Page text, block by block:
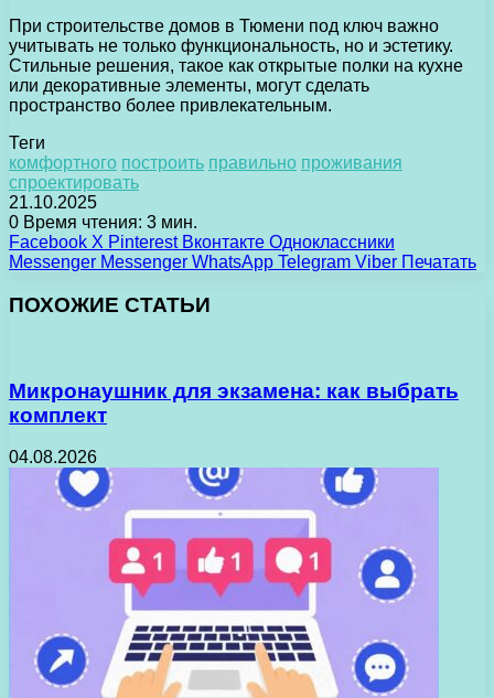
При строительстве домов в Тюмени под ключ важно
учитывать не только функциональность, но и эстетику.
Стильные решения, такое как открытые полки на кухне
или декоративные элементы, могут сделать
пространство более привлекательным.
Теги
комфортного построить правильно проживания
спроектировать
21.10.2025
0 Время чтения: 3 мин.
Facebook X Pinterest Вконтакте Одноклассники
Messenger Messenger WhatsApp Telegram Viber Печатать
ПОХОЖИЕ СТАТЬИ
Микронаушник для экзамена: как выбрать
комплект
04.08.2026